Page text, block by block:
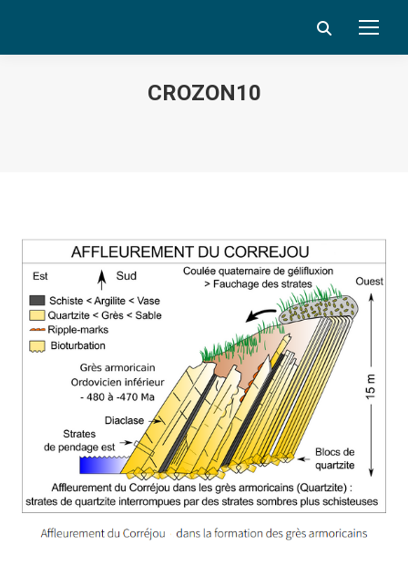
Search:
CROZON10